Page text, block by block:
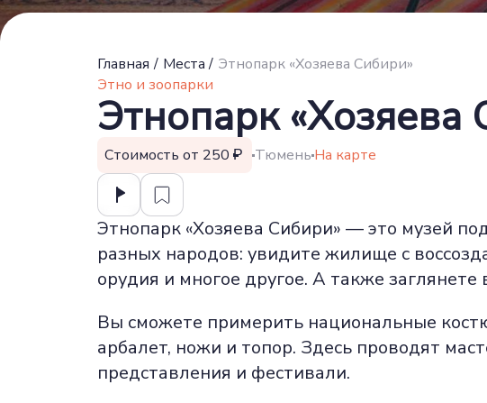
Главная / Места / Этнопарк «Хозяева Сибири»
Этно и зоопарки
Этнопарк «Хозяева
Стоимость от 250 ТюменьНа карте
Этнопарк «Хозяева Сибири» — это музей
разных народов: увидите жилище с
орудия и многое другое. А также
Вы сможете примерить национальные
арбалет, ножи и топор. Здесь проводят
представления и фестивали.